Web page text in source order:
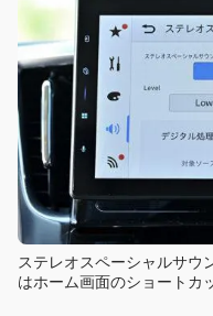
ステレオスペーシャルサウ
はホーム画面のショートカ